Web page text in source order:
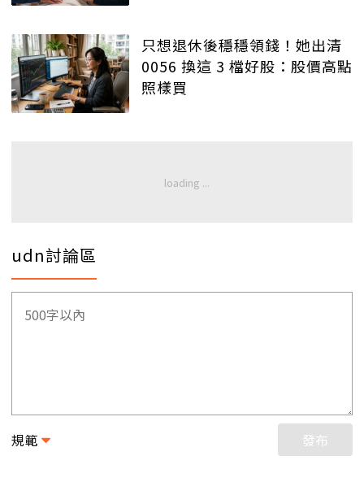
只想退休後穩穩領錢！她出清
0056 換這 3 檔好股：股價高點
照樣買
udn討論區
規範 發布